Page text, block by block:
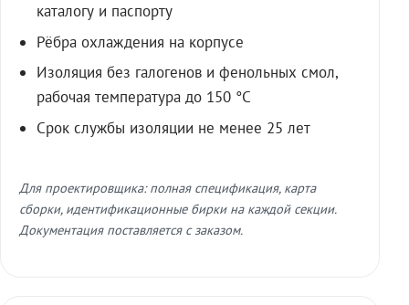
каталогу и паспорту
Рёбра охлаждения на корпусе
Изоляция без галогенов и фенольных смол,
рабочая температура до 150 °C
Срок службы изоляции не менее 25 лет
Для проектировщика: полная спецификация, карта
сборки, идентификационные бирки на каждой секции.
Документация поставляется с заказом.